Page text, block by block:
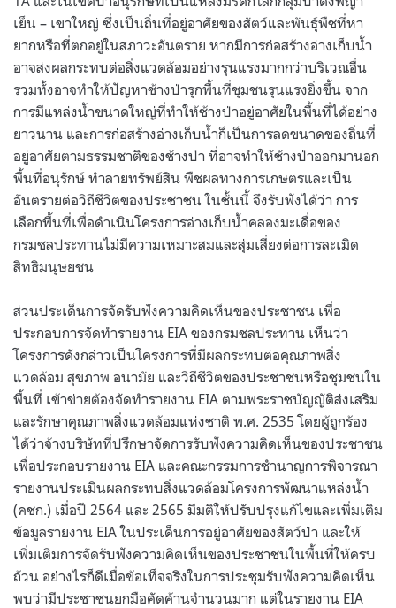
เย็น – เขาใหญ่ ซึ่งเป็นถิ่นที่อยู่อาศัยของสัตว์และพันธุ์พืชที่หา
ยากหรือที่ตกอยู่ในสภาวะอันตราย หากมีการก่อสร้างอ่างเก็บน้ำ
อาจส่งผลกระทบต่อสิ่งแวดล้อมอย่างรุนแรงมากกว่าบริเวณอื่น
รวมทั้งอาจทำให้ปัญหาช้างป่ารุกพื้นที่ชุมชนรุนแรงยิ่งขึ้น จาก
การมีแหล่งน้ำขนาดใหญ่ที่ทำให้ช้างป่าอยู่อาศัยในพื้นที่ได้อย่าง
ยาวนาน และการก่อสร้างอ่างเก็บน้ำก็เป็นการลดขนาดของถิ่นที่
อยู่อาศัยตามธรรมชาติของช้างป่า ที่อาจทำให้ช้างป่าออกมานอก
พื้นที่อนุรักษ์ ทำลายทรัพย์สิน พืชผลทางการเกษตรและเป็น
อันตรายต่อวิถีชีวิตของประชาชน ในชั้นนี้ จึงรับฟังได้ว่า การ
เลือกพื้นที่เพื่อดำเนินโครงการอ่างเก็บน้ำคลองมะเดื่อของ
กรมชลประทานไม่มีความเหมาะสมและสุ่มเสี่ยงต่อการละเมิด
สิทธิมนุษยชน
ส่วนประเด็นการจัดรับฟังความคิดเห็นของประชาชน เพื่อ
ประกอบการจัดทำรายงาน EIA ของกรมชลประทาน เห็นว่า
โครงการดังกล่าวเป็นโครงการที่มีผลกระทบต่อคุณภาพสิ่ง
แวดล้อม สุขภาพ อนามัย และวิถีชีวิตของประชาชนหรือชุมชนใน
พื้นที่ เข้าข่ายต้องจัดทำรายงาน EIA ตามพระราชบัญญัติส่งเสริม
และรักษาคุณภาพสิ่งแวดล้อมแห่งชาติ พ.ศ. 2535 โดยผู้ถูกร้อง
ได้ว่าจ้างบริษัทที่ปรึกษาจัดการรับฟังความคิดเห็นของประชาชน
เพื่อประกอบรายงาน EIA และคณะกรรมการชำนาญการพิจารณา
รายงานประเมินผลกระทบสิ่งแวดล้อมโครงการพัฒนาแหล่งน้ำ
(คชก.) เมื่อปี 2564 และ 2565 มีมติให้ปรับปรุงแก้ไขและเพิ่มเติม
ข้อมูลรายงาน EIA ในประเด็นการอยู่อาศัยของสัตว์ป่า และให้
เพิ่มเติมการจัดรับฟังความคิดเห็นของประชาชนในพื้นที่ให้ครบ
ถ้วน อย่างไรก็ดีเมื่อข้อเท็จจริงในการประชุมรับฟังความคิดเห็น
พบว่ามีประชาชนยกมือคัดค้านจำนวนมาก แต่ในรายงาน EIA